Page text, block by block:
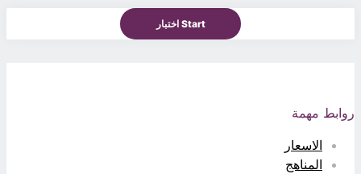
روابط مهمة
الاسعار
المناهج